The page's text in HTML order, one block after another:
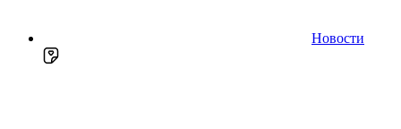
Новости